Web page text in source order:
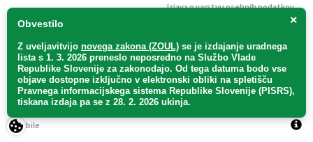
×
Obvestilo
Z uveljavitvijo novega zakona (ZOUL) se je izdajanje uradnega
lista s 1. 3. 2026 preneslo neposredno na Službo Vlade
Republike Slovenije za zakonodajo. Od tega datuma bodo vse
objave dostopne izključno v elektronski obliki na spletišču
Pravnega informacijskega sistema Republike Slovenije (PISRS),
tiskana izdaja pa se z 28. 2. 2026 ukinja.
Izjava o varstvu osebnih podatkov
Uradni list d. o. o. – v likvidaciji / Vse pravice pridržane.
2Mobile